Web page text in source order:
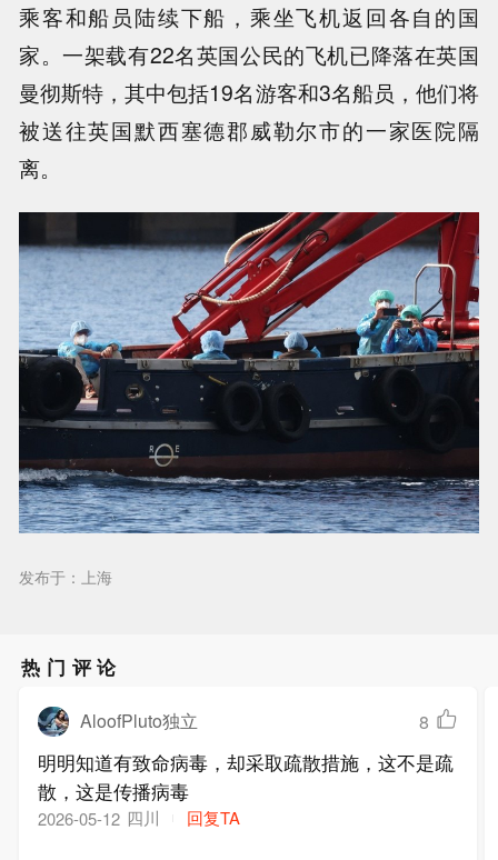
乘客和船员陆续下船，乘坐飞机返回各自的国
家。一架载有22名英国公民的飞机已降落在英国
曼彻斯特，其中包括19名游客和3名船员，他们将
被送往英国默西塞德郡威勒尔市的一家医院隔
离。
发布于：上海
热门评论
AloofPluto独立 8
明明知道有致命病毒，却采取疏散措施，这不是疏
散，这是传播病毒
2026-05-12 四川 回复TA